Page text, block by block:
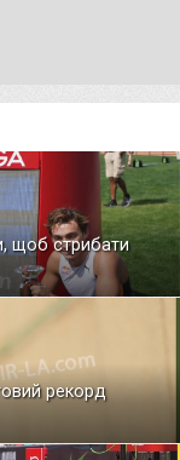
щоб стрибати
рекорд